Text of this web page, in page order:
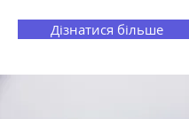
Дізнатися більше